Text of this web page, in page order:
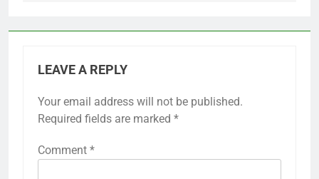
LEAVE A REPLY
Your email address will not be published.
Required fields are marked *
Comment *